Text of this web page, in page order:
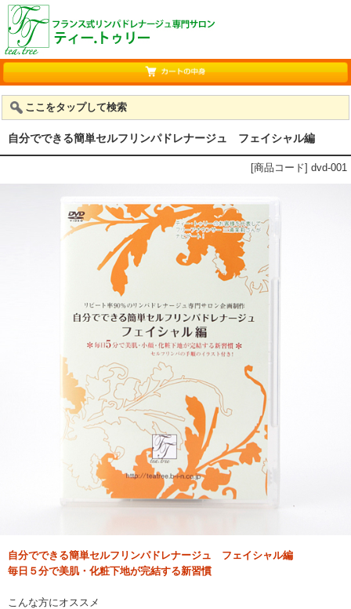
ここをタップして検索
自分でできる簡単セルフリンパドレナージュ フェイシャル編
[商品コード] dvd-001
自分でできる簡単セルフリンパドレナージュ フェイシャル編
毎日５分で美肌・化粧下地が完結する新習慣
こんな方にオススメ